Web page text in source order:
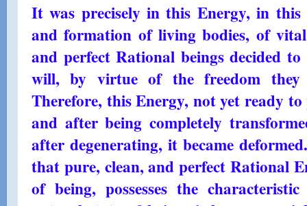
It was precisely in this Energy, in
and formation of living bodies, of
and perfect Rational beings decided
will, by virtue of the freedom they
Therefore, this Energy, not yet ready
and after being completely
after degenerating, it became
that pure, clean, and perfect Rational
of being, possesses the